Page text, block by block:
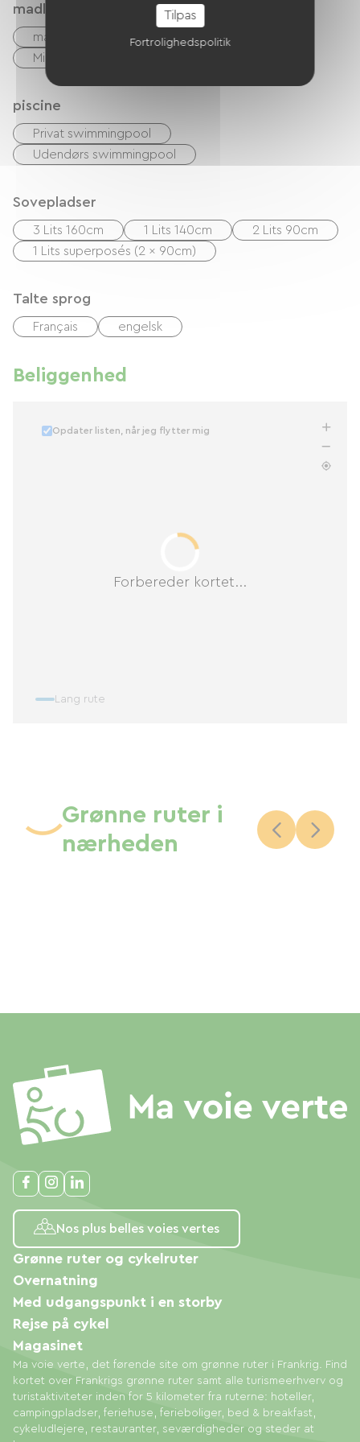
madlavning
madlavning Køleskab
Mikrobølgeovn
piscine
Privat swimmingpool
Udendørs swimmingpool
Sovepladser
3 Lits 160cm 1 Lits 140cm
2 Lits 90cm
1 Lits superposés (2 x 90cm)
Talte sprog
Français engelsk
Beliggenhed
Forbereder kortet...
Opdater listen, når jeg flytter mig
Lang rute
Grønne ruter i
nærheden
Nos plus belles voies vertes
Ma voie verte, det førende site om grønne ruter i Frankrig. Find
kortet over Frankrigs grønne ruter samt alle turismeerhverv og
turistaktiviteter inden for 5 kilometer fra ruterne: hoteller,
campingpladser, feriehuse, ferieboliger, bed & breakfast,
cykeludlejere, restauranter, seværdigheder og steder at
Grønne ruter og cykelruter
Overnatning
Med udgangspunkt i en storby
Rejse på cykel
Magasinet
Tilpas
Fortrolighedspolitik